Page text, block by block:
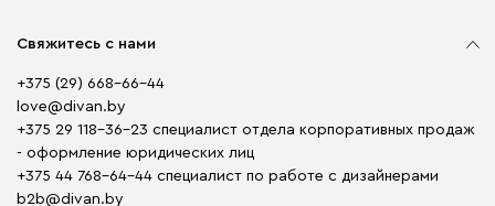
Свяжитесь с нами
+375 (29) 668-66-44
love@divan.by
+375 29 118-36-23 специалист отдела корпоративных продаж
- оформление юридических лиц
+375 44 768-64-44 специалист по работе с дизайнерами
b2b@divan.by